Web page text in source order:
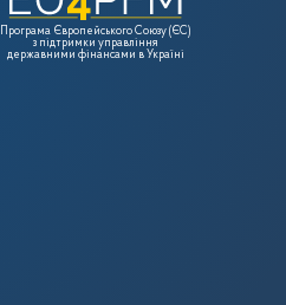
Програма Європейського Союзу (ЄС)
з підтримки управління
державними фінансами в Україні